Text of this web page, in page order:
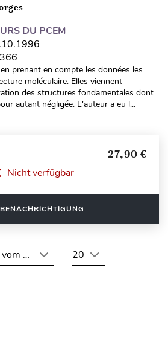
DU PCEM
prenant en compte les données les
moléculaire. Elles viennent
des structures fondamentales dont
autant négligée. L'auteur a eu l...
27,90 €
Nicht verfügbar
BENACHRICHTIGUNG
neuesten zum ältesten
20